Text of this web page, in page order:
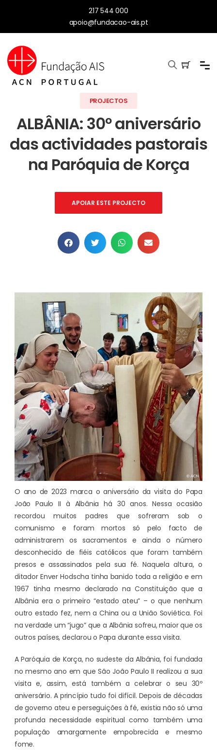
217 544 000
apoio@fundacao-ais.pt
PROJECTOS
ALBÂNIA: 30º aniversário
das actividades pastorais
na Paróquia de Korça
APOIAR ESTE PROJECTO
O ano de 2023 marca o aniversário da visita do Papa
João Paulo II à Albânia há 30 anos. Nessa ocasião
recordou muitos padres que sofreram sob o
comunismo e foram mortos só pelo facto de
administrarem os sacramentos e ainda o número
desconhecido de fiéis católicos que foram também
presos e assassinados pela sua fé. Naquela altura, o
ditador Enver Hodscha tinha banido toda a religião e em
1967 tinha mesmo declarado na Constituição que a
Albânia era o primeiro “estado ateu” – o que nenhum
outro estado fez, nem a China ou a União Soviética. Foi
na verdade um “jugo” que a Albânia sofreu, maior que os
outros países, declarou o Papa durante essa visita.
A Paróquia de Korça, no sudeste da Albânia, foi fundada
no mesmo ano em que São João Paulo II realizou a sua
visita e, assim, está também a celebrar o seu 30º
aniversário. A princípio tudo foi difícil. Depois de décadas
de governo ateu e perseguições à fé, existia não só uma
profunda necessidade espiritual como também uma
população amargamente empobrecida e mesmo
fome.